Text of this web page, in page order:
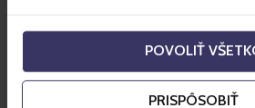
POVOLIŤ
PRISPÔSOBIŤ
letní atrakce
Funny Runny, Bubblecity, Aquapolis,
hřiště, baby silent zone...